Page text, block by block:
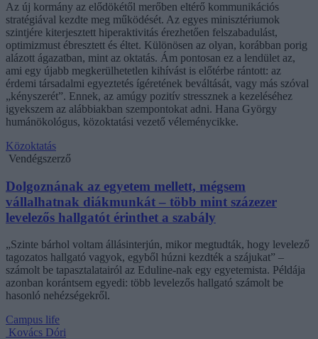
Az új kormány az elődökétől merőben eltérő kommunikációs
stratégiával kezdte meg működését. Az egyes minisztériumok
szintjére kiterjesztett hiperaktivitás érezhetően felszabadulást,
optimizmust ébresztett és éltet. Különösen az olyan, korábban porig
alázott ágazatban, mint az oktatás. Ám pontosan ez a lendület az,
ami egy újabb megkerülhetetlen kihívást is előtérbe rántott: az
érdemi társadalmi egyeztetés ígéretének beváltását, vagy más szóval
„kényszerét”. Ennek, az amúgy pozitív stressznek a kezeléséhez
igyekszem az alábbiakban szempontokat adni. Hana György
humánökológus, közoktatási vezető véleménycikke.
Közoktatás
Vendégszerző
Dolgoznának az egyetem mellett, mégsem
vállalhatnak diákmunkát – több mint százezer
levelezős hallgatót érinthet a szabály
„Szinte bárhol voltam állásinterjún, mikor megtudták, hogy levelező
tagozatos hallgató vagyok, egyből húzni kezdték a szájukat” –
számolt be tapasztalatairól az Eduline-nak egy egyetemista. Példája
azonban korántsem egyedi: több levelezős hallgató számolt be
hasonló nehézségekről.
Campus life
Kovács Dóri